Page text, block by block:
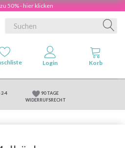
50% - hier klicken
2-4
90 TAGE
WIDERRUFSRECHT